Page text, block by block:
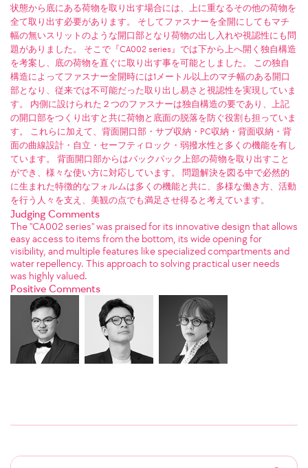
状態から底にある荷物を取り出す場合には、上に重なるその他の荷物を
全て取り出す必要があります。 そしてファスナーを全開にしてもマチ
幅の無いスリットのような開口部となり荷物の出し入れや視認性にも問
題がありました。 そこで『CA002 series』では下から上へ開く独自構造
を考案し、底の荷物を直ぐに取り出す事を可能としました。 この独自
構造によってファスナー全開時には1メートル以上のマチ幅のある開口
部となり、従来では不可能だった取り出し易さと視認性を実現していま
す。 内側に設けられた２つのファスナーは独自構造の要であり、上記
の開口部をつくり出すと共に荷物と底面の脱落を防ぐ役割も担っていま
す。 これらに加えて、背面開口部・サブ収納・PC収納・背面収納・背
面の曲線設計・自立・セーフティロック・弱撥水性と多くの機能を有し
ています。 背面開口部からはバックパック上部の荷物を取り出すこと
ができ、様々な使い方に対応しています。 問題解決を図る中で必然的
に生まれた特徴的なフォルムは多くの機能と共に、多様な働き方、活動
を行う人々を支え、美観の点でも満足させ得ると考えています。
Judging Comments
The "CA002 series" was praised for its innovative design that allows
easy access to items from the bottom, its wide opening for
visibility, and multiple features like specialized compartments and
water repellency. This approach to solving practical user needs
was highly valued.
Positive Comments